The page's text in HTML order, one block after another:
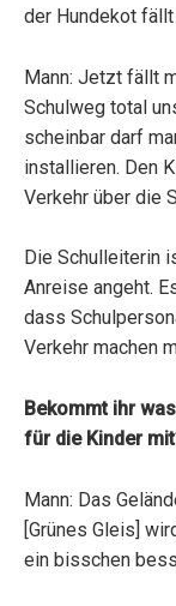
der Hundekot
Mann: Jetzt fällt
Schulweg total
scheinbar darf
installieren. Den
Verkehr über die
Die Schulleiterin
Anreise angeht.
dass
Verkehr machen
Bekommt ihr
für die Kinder
Mann: Das
[Grünes Gleis]
ein bisschen